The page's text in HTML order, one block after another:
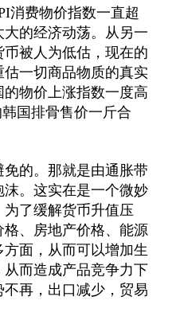
消费物价指数一直超
的经济动荡。从另一
被人为低估，现在的
一切商品物质的真实
物价上涨指数一度高
国排骨售价一斤合
的。那就是由通胀带
。这实在是一个微妙
了缓解货币升值压
、房地产价格、能源
面，从而可以增加生
而造成产品竞争力下
再，出口减少，贸易